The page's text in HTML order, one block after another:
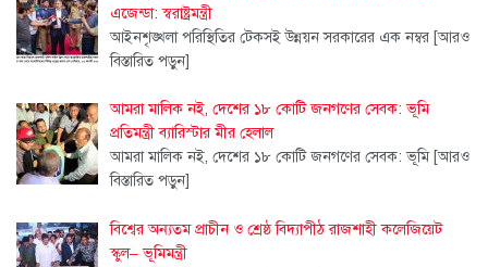
এজেন্ডা: স্বরাষ্ট্রমন্ত্রী
আইনশৃঙ্খলা পরিস্থিতির টেকসই উন্নয়ন সরকারের এক নম্বর [আরও
বিস্তারিত পড়ুন]
আমরা মালিক নই, দেশের ১৮ কোটি জনগণের সেবক: ভূমি
প্রতিমন্ত্রী ব্যারিস্টার মীর হেলাল
আমরা মালিক নই, দেশের ১৮ কোটি জনগণের সেবক: ভূমি [আরও
বিস্তারিত পড়ুন]
বিশ্বের অন্যতম প্রাচীন ও শ্রেষ্ঠ বিদ্যাপীঠ রাজশাহী কলেজিয়েট
স্কুল– ভূমিমন্ত্রী